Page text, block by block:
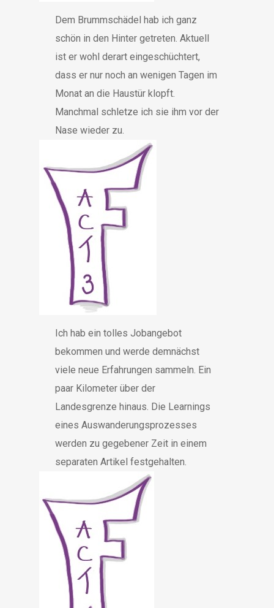
Dem Brummschädel hab ich ganz
schön in den Hinter getreten. Aktuell
ist er wohl derart eingeschüchtert,
dass er nur noch an wenigen Tagen im
Monat an die Haustür klopft.
Manchmal schletze ich sie ihm vor der
Nase wieder zu.
Ich hab ein tolles Jobangebot
bekommen und werde demnächst
viele neue Erfahrungen sammeln. Ein
paar Kilometer über der
Landesgrenze hinaus. Die Learnings
eines Auswanderungsprozesses
werden zu gegebener Zeit in einem
separaten Artikel festgehalten.